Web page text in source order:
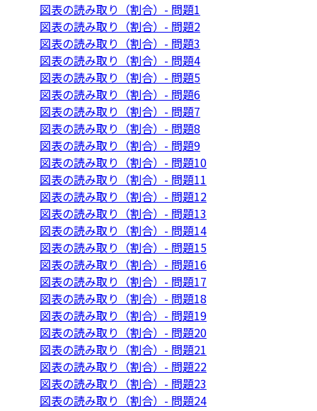
図表の読み取り（割合）- 問題1
図表の読み取り（割合）- 問題2
図表の読み取り（割合）- 問題3
図表の読み取り（割合）- 問題4
図表の読み取り（割合）- 問題5
図表の読み取り（割合）- 問題6
図表の読み取り（割合）- 問題7
図表の読み取り（割合）- 問題8
図表の読み取り（割合）- 問題9
図表の読み取り（割合）- 問題10
図表の読み取り（割合）- 問題11
図表の読み取り（割合）- 問題12
図表の読み取り（割合）- 問題13
図表の読み取り（割合）- 問題14
図表の読み取り（割合）- 問題15
図表の読み取り（割合）- 問題16
図表の読み取り（割合）- 問題17
図表の読み取り（割合）- 問題18
図表の読み取り（割合）- 問題19
図表の読み取り（割合）- 問題20
図表の読み取り（割合）- 問題21
図表の読み取り（割合）- 問題22
図表の読み取り（割合）- 問題23
図表の読み取り（割合）- 問題24